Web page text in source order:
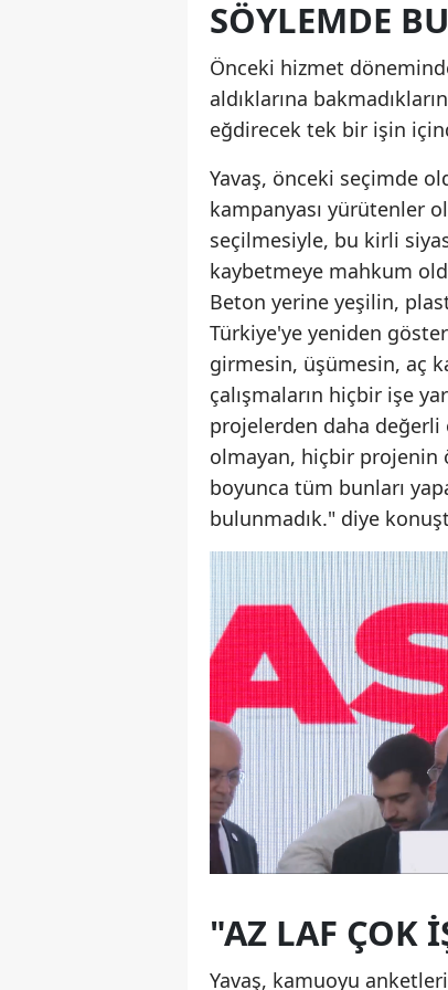
SÖYLEMDE
Önceki hizmet
aldıklarına
eğdirecek tek bir işin
Yavaş, önceki seçimde
kampanyası yürütenler
seçilmesiyle, bu kirli
kaybetmeye mahkum
Beton yerine yeşilin,
Türkiye'ye yeniden
girmesin, üşümesin, aç
çalışmaların hiçbir işe
projelerden daha
olmayan, hiçbir projenin
boyunca tüm bunları
bulunmadık." diye
"AZ LAF ÇOK
Yavaş, kamuoyu